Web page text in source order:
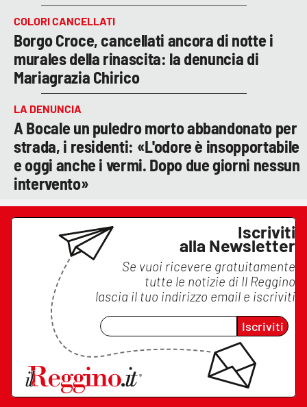
COLORI CANCELLATI
Borgo Croce, cancellati ancora di notte i
murales della rinascita: la denuncia di
Mariagrazia Chirico
LA DENUNCIA
A Bocale un puledro morto abbandonato per
strada, i residenti: «L'odore è insopportabile
e oggi anche i vermi. Dopo due giorni nessun
intervento»
Iscriviti
alla Newsletter
Se vuoi ricevere gratuitamente
tutte le notizie di Il Reggino
lascia il tuo indirizzo email e iscriviti
Iscriviti